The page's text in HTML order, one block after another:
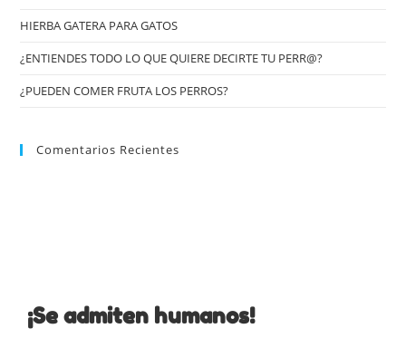
HIERBA GATERA PARA GATOS
¿ENTIENDES TODO LO QUE QUIERE DECIRTE TU PERR@?
¿PUEDEN COMER FRUTA LOS PERROS?
Comentarios Recientes
¡Se admiten humanos!